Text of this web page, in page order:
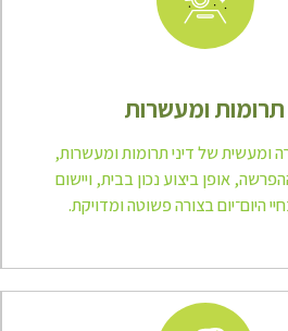
תרומות ומעשרות
ומעשית של דיני תרומות ומעשרות,
אופן ביצוע נכון בבית, ויישום
היום־יום בצורה פשוטה ומדויקת.